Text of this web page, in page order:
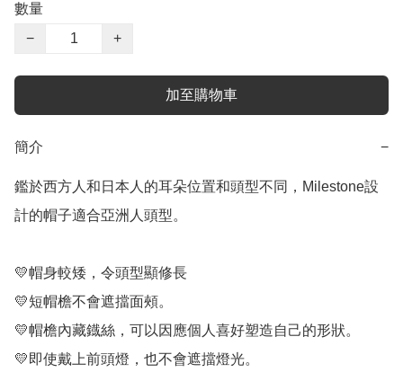
數量
−
+
加至購物車
簡介 −
鑑於西方人和日本人的耳朵位置和頭型不同，Milestone設
計的帽子適合亞洲人頭型。
💛帽身較矮，令頭型顯修長
💛短帽檐不會遮擋面頰。
💛帽檐內藏鐡絲，可以因應個人喜好塑造自己的形狀。
💛即使戴上前頭燈，也不會遮擋燈光。